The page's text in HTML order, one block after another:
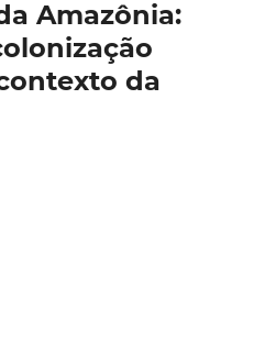
Amazônia:
da